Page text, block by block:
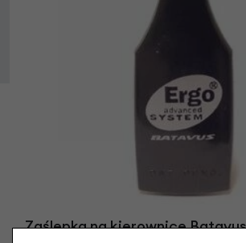
Zaślepka na kierownice